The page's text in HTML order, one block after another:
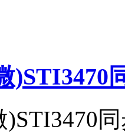
)STI3470